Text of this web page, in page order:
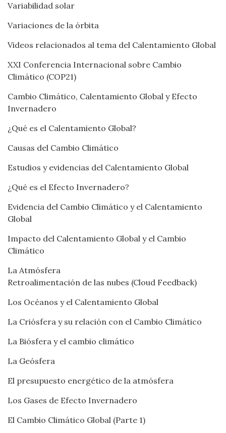
Variabilidad solar
Variaciones de la órbita
Videos relacionados al tema del Calentamiento Global
XXI Conferencia Internacional sobre Cambio
Climático (COP21)
Cambio Climático, Calentamiento Global y Efecto
Invernadero
¿Qué es el Calentamiento Global?
Causas del Cambio Climático
Estudios y evidencias del Calentamiento Global
¿Qué es el Efecto Invernadero?
Evidencia del Cambio Climático y el Calentamiento
Global
Impacto del Calentamiento Global y el Cambio
Climático
La Atmósfera
Retroalimentación de las nubes (Cloud Feedback)
Los Océanos y el Calentamiento Global
La Criósfera y su relación con el Cambio Climático
La Biósfera y el cambio climático
La Geósfera
El presupuesto energético de la atmósfera
Los Gases de Efecto Invernadero
El Cambio Climático Global (Parte 1)